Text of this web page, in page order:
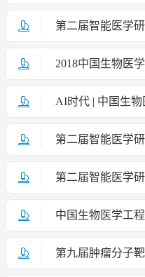
第二届智能医学
第二届智能医学
第二届智能医学
第九届肿瘤分子